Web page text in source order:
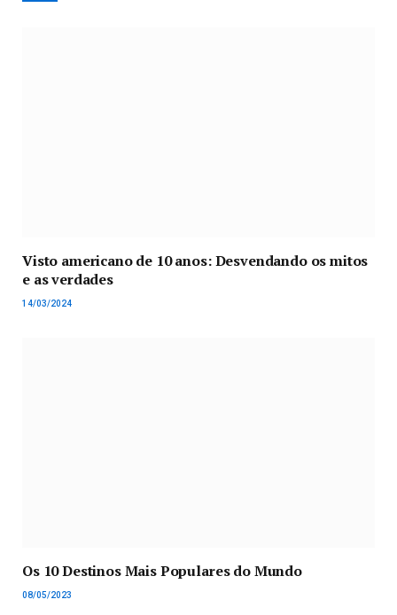
Visto americano de 10 anos: Desvendando os mitos
e as verdades
14/03/2024
Os 10 Destinos Mais Populares do Mundo
08/05/2023